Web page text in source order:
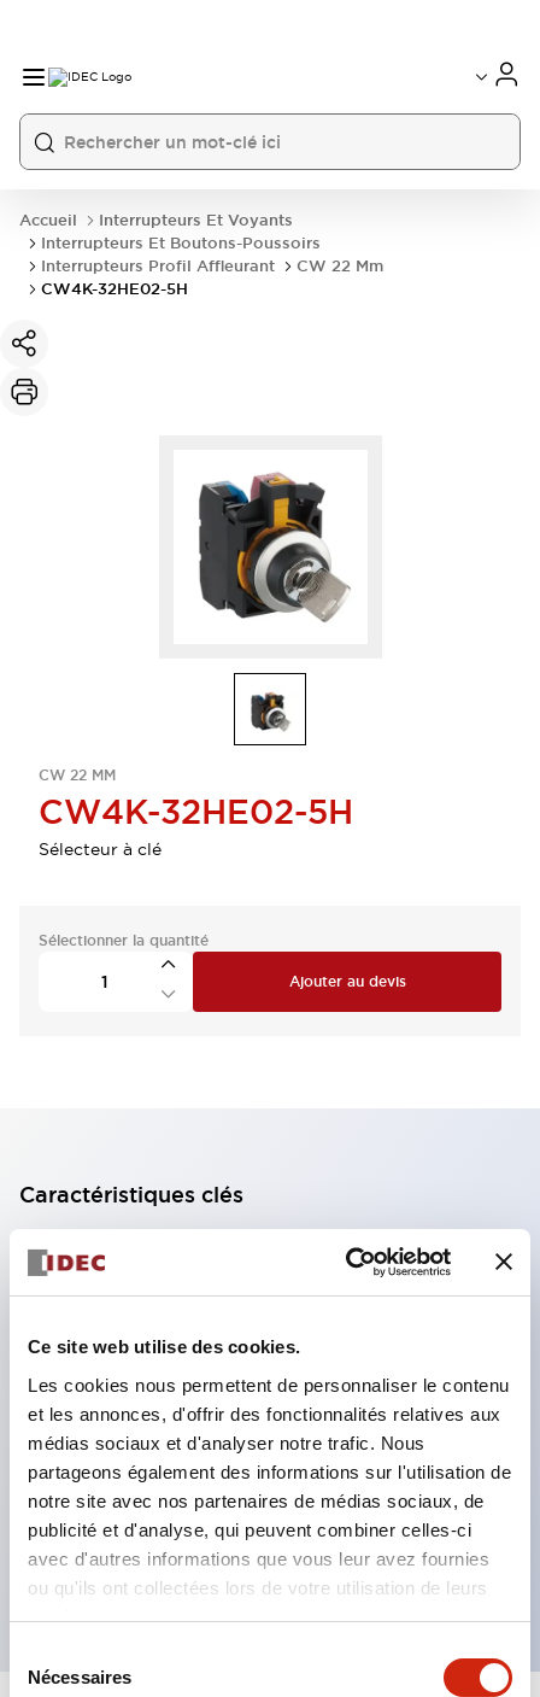
Ce site web utilise des cookies.
Les cookies nous permettent de personnaliser le contenu
et les annonces, d'offrir des fonctionnalités relatives aux
médias sociaux et d'analyser notre trafic. Nous
partageons également des informations sur l'utilisation de
notre site avec nos partenaires de médias sociaux, de
publicité et d'analyse, qui peuvent combiner celles-ci
avec d'autres informations que vous leur avez fournies
ou qu'ils ont collectées lors de votre utilisation de leurs
services.
Nécessaires
Accueil
Interrupteurs Et Voyants
Interrupteurs Et Boutons-Poussoirs
Interrupteurs Profil Affleurant
CW 22 Mm
CW4K-32HE02-5H
CW 22 MM
CW4K-32HE02-5H
Sélecteur à clé
Sélectionner la quantité
Ajouter au devis
Caractéristiques clés
Bloc de contact à 2 étages avec 2 contacts,
permettant une configuration à 4 contacts
contact à 11 étages), 59,9 mm (*bloc de contact à
22 étages). Conception peu encombrante
possible.
Structure de sécurité de 3e génération :
déclenchement à 2 actions, garde intégrée,
structure de protection des doigts IP20.